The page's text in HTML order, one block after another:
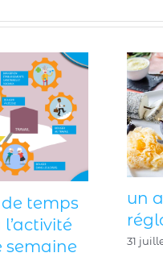
temps
semaine
un
31